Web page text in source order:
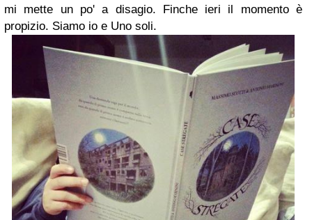
mi mette un po' a disagio. Finche ieri il momento è
propizio. Siamo io e Uno soli.